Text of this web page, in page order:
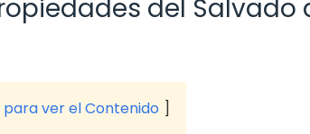
del Salvado
ver el Contenido